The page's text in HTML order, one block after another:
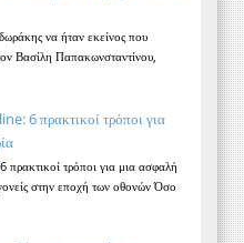
να ήταν εκείνος που
Βασίλη Παπακωνσταντίνου,
6 πρακτικοί τρόποι για
τρόποι για μια ασφαλή
στην εποχή των οθονών Όσο